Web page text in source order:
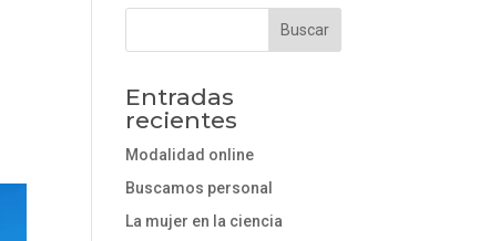
Entradas
recientes
Modalidad online
Buscamos personal
La mujer en la ciencia